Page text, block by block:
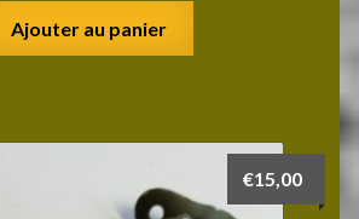
Ajouter au panier
€15,00